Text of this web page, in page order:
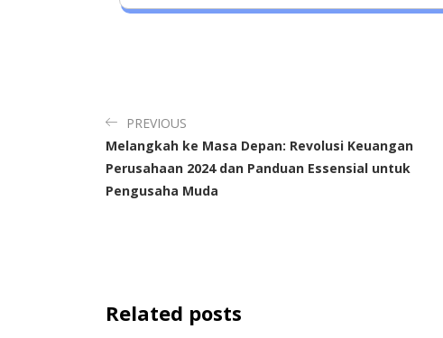
PREVIOUS
Melangkah ke Masa Depan: Revolusi Keuangan
Perusahaan 2024 dan Panduan Essensial untuk
Pengusaha Muda
Related posts